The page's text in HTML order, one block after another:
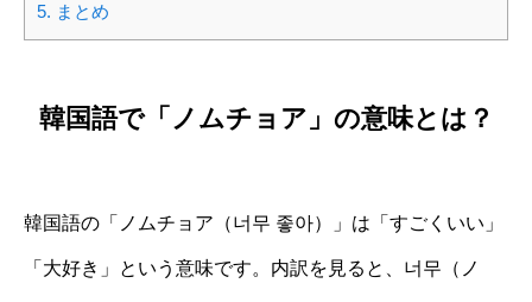
5. まとめ
韓国語で「ノムチョア」の意味とは？
韓国語の「ノムチョア（너무 좋아）」は「すごくいい」
「大好き」という意味です。内訳を見ると、너무（ノ